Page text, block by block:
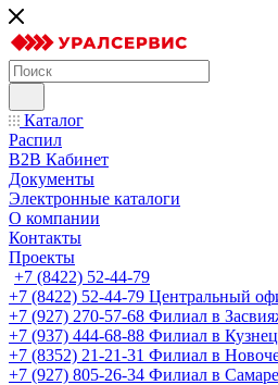
Каталог
Распил
B2B Кабинет
Документы
Электронные каталоги
О компании
Контакты
Проекты
+7 (8422) 52-44-79
+7 (8422) 52-44-79 Центральный
+7 (927) 270-57-68 Филиал в
+7 (937) 444-68-88 Филиал в
+7 (8352) 21-21-31 Филиал в
+7 (927) 805-26-34 Филиал в Самаре